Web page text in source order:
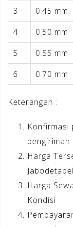
3
0.45 mm
4
0.50 mm
5
0.55 mm
6
0.70 mm
Keterangan :
Konfirmasi
pengiriman
Harga
Harga
Kondisi